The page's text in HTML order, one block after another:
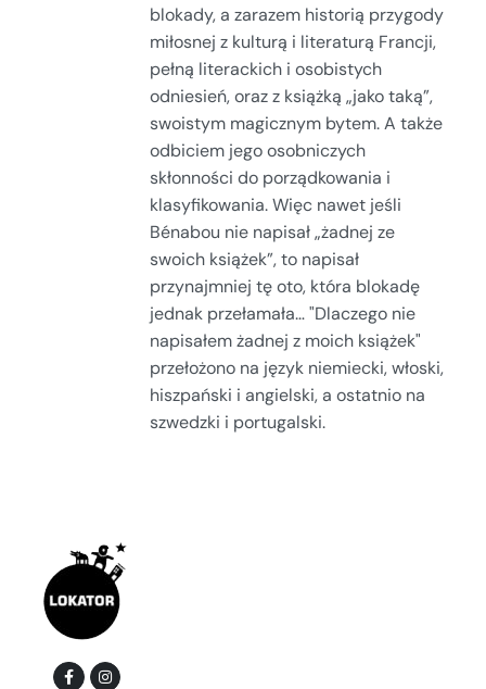
blokady, a zarazem historią przygody
miłosnej z kulturą i literaturą Francji,
pełną literackich i osobistych
odniesień, oraz z książką „jako taką”,
swoistym magicznym bytem. A także
odbiciem jego osobniczych
skłonności do porządkowania i
klasyfikowania. Więc nawet jeśli
Bénabou nie napisał „żadnej ze
swoich książek”, to napisał
przynajmniej tę oto, która blokadę
jednak przełamała… "Dlaczego nie
napisałem żadnej z moich książek"
przełożono na język niemiecki, włoski,
hiszpański i angielski, a ostatnio na
szwedzki i portugalski.